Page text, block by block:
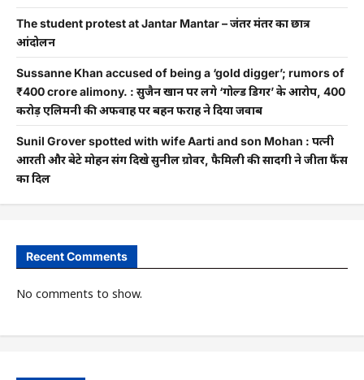
The student protest at Jantar Mantar – जंतर मंतर का छात्र
आंदोलन
Sussanne Khan accused of being a ‘gold digger’; rumors of
₹400 crore alimony. : सुजैन खान पर लगे ‘गोल्ड डिगर’ के आरोप, 400
करोड़ एलिमनी की अफवाह पर बहन फराह ने दिया जवाब
Sunil Grover spotted with wife Aarti and son Mohan : पत्नी
आरती और बेटे मोहन संग दिखे सुनील ग्रोवर, फैमिली की सादगी ने जीता फैंस
का दिल
Recent Comments
No comments to show.